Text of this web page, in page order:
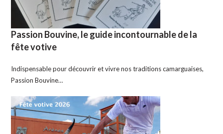
Passion Bouvine, le guide incontournable de la
fête votive
Indispensable pour découvrir et vivre nos traditions camarguaises,
Passion Bouvine…